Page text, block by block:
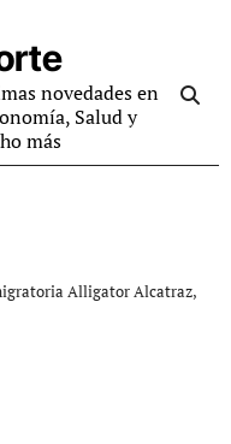
novedades en
Salud y
más
Alligator Alcatraz,